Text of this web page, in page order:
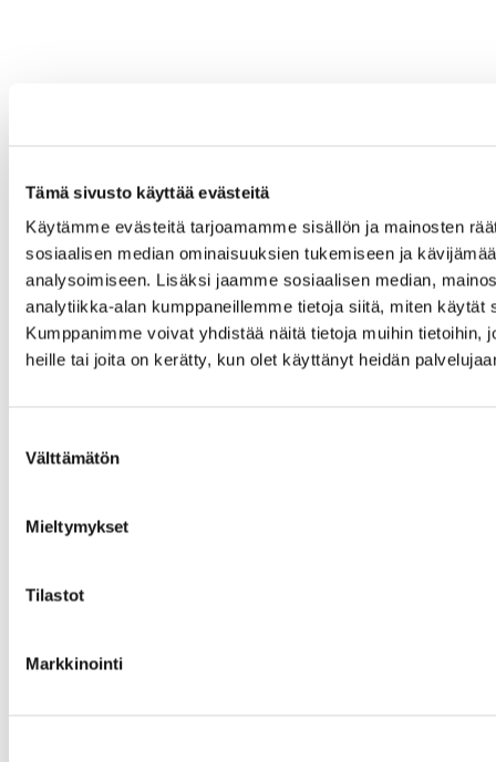
Tämä sivusto käyttää evästeitä
Käytämme evästeitä tarjoamamme sisällön ja mainosten
sosiaalisen median ominaisuuksien tukemiseen ja
analysoimiseen. Lisäksi jaamme sosiaalisen median,
analytiikka-alan kumppaneillemme tietoja siitä, miten käytät
Kumppanimme voivat yhdistää näitä tietoja muihin tietoihin,
heille tai joita on kerätty, kun olet käyttänyt heidän
valinta
Välttämätön
Mieltymykset
Tilastot
Markkinointi